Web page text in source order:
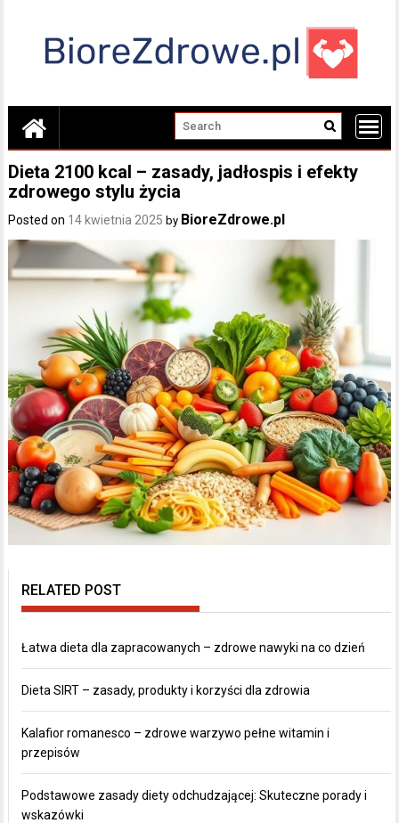
Dieta 2100 kcal – zasady, jadłospis i efekty
zdrowego stylu życia
Posted on 14 kwietnia 2025 by BioreZdrowe.pl
RELATED POST
Łatwa dieta dla zapracowanych – zdrowe nawyki na co dzień
Dieta SIRT – zasady, produkty i korzyści dla zdrowia
Kalafior romanesco – zdrowe warzywo pełne witamin i
przepisów
Podstawowe zasady diety odchudzającej: Skuteczne porady i
wskazówki